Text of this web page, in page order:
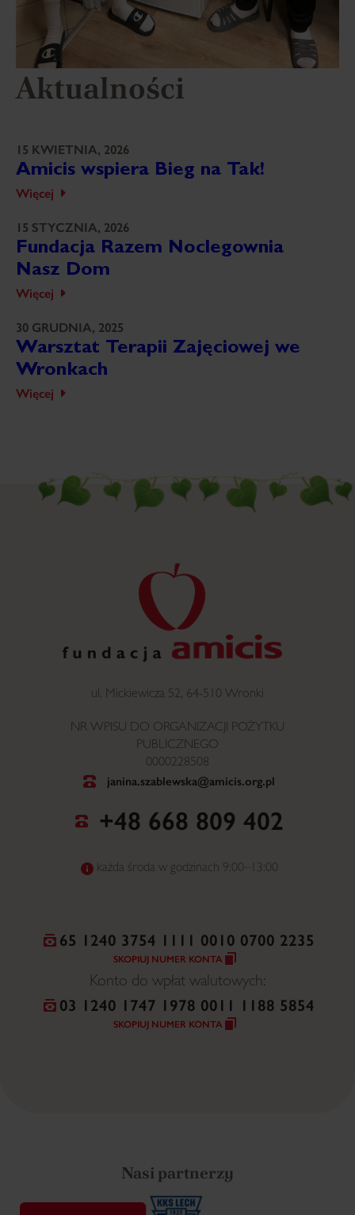
Aktualności
15 KWIETNIA, 2026
Amicis wspiera Bieg na Tak!
Więcej
15 STYCZNIA, 2026
Fundacja Razem Noclegownia
Nasz Dom
Więcej
30 GRUDNIA, 2025
Warsztat Terapii Zajęciowej we
Wronkach
Więcej
ul. Mickiewicza 52, 64-510 Wronki
NR WPISU DO ORGANIZACJI POŻYTKU
PUBLICZNEGO
0000228508
janina.szablewska@amicis.org.pl
+48 668 809 402
każda środa w godzinach 9:00–13:00
65 1240 3754 1111 0010 0700 2235
SKOPIUJ NUMER KONTA
Konto do wpłat walutowych:
03 1240 1747 1978 0011 1188 5854
SKOPIUJ NUMER KONTA
Nasi partnerzy